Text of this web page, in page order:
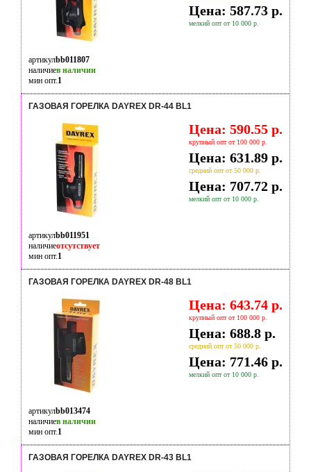
Цена: 587.73 р.
мелкий опт от 10 000 р.
артикулbb011807
наличиев наличии
мин опт.1
ГАЗОВАЯ ГОРЕЛКА DAYREX DR-44 BL1
Цена: 590.55 р.
крупный опт от 100 000 р.
Цена: 631.89 р.
средний опт от 50 000 р.
Цена: 707.72 р.
мелкий опт от 10 000 р.
артикулbb011951
наличиеотсутствует
мин опт.1
ГАЗОВАЯ ГОРЕЛКА DAYREX DR-48 BL1
Цена: 643.74 р.
крупный опт от 100 000 р.
Цена: 688.8 р.
средний опт от 50 000 р.
Цена: 771.46 р.
мелкий опт от 10 000 р.
артикулbb013474
наличиев наличии
мин опт.1
ГАЗОВАЯ ГОРЕЛКА DAYREX DR-43 BL1